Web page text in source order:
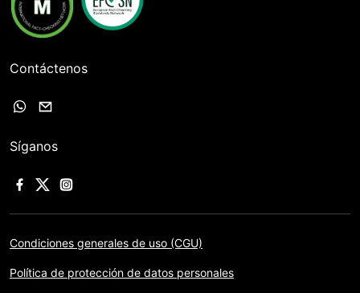
Contáctenos
Síganos
Condiciones generales de uso (CGU)
Política de protección de datos personales